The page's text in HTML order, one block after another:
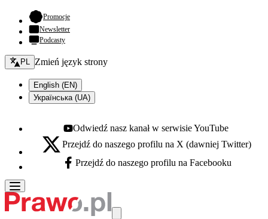
Promocje- otwiera się w nowej karcie
Newsletter
Podcasty
Zmień język - bieżący:
PL Zmień język strony
English (EN)
Українська (UA)
Youtube - otwiera się w nowej karcie
Odwiedź nasz kanał w serwisie YouTube
X - otwiera się w nowej karcie
Przejdź do naszego profilu na X (dawniej Twitter)
Facebook - otwiera się w nowej karcie
Przejdź do naszego profilu na Facebooku